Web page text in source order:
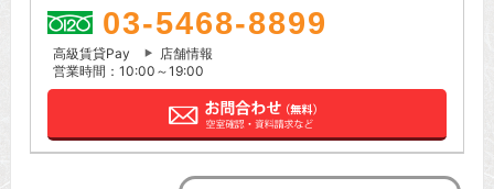
03-5468-8899
高級賃貸Pay
店舗情報
営業時間：10:00～19:00